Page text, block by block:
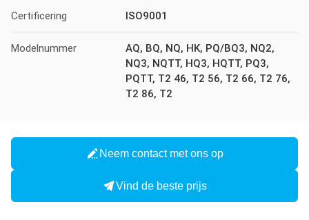
Certificering ISO9001
Modelnummer
AQ, BQ, NQ, HK, PQ/BQ3, NQ2,
NQ3, NQTT, HQ3, HQTT, PQ3,
PQTT, T2 46, T2 56, T2 66, T2 76,
T2 86, T2
Neem contact met ons op
Vind de beste prijs